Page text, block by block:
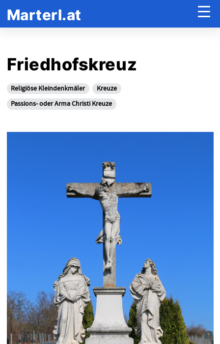
Marterl.at
Friedhofskreuz
Religiöse Kleindenkmäler
Kreuze
Passions- oder Arma Christi Kreuze